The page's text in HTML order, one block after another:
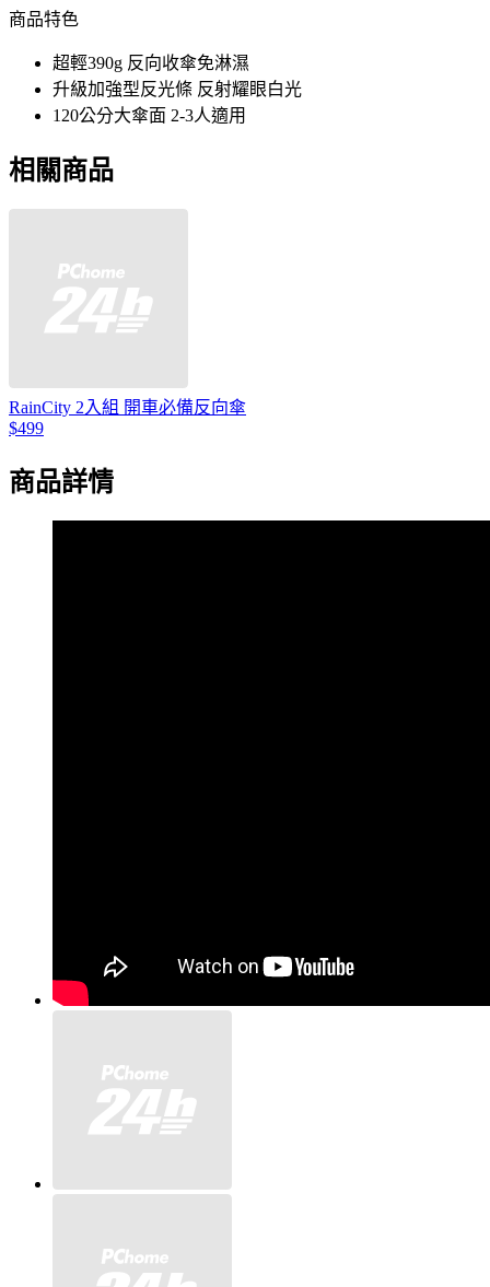
商品特色
超輕390g 反向收傘免淋濕
升級加強型反光條 反射耀眼白光
120公分大傘面 2-3人適用
相關商品
RainCity 2入組 開車必備反向傘
$499
商品詳情